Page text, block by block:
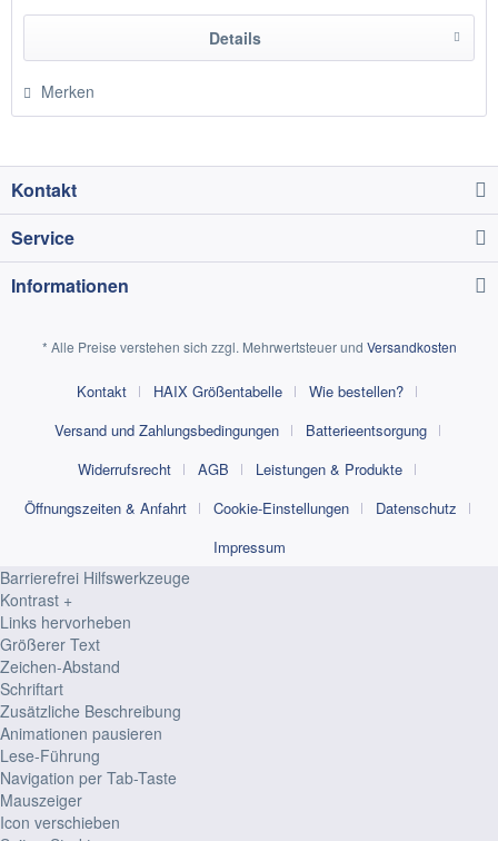
Details
Merken
Kontakt
Service
Informationen
* Alle Preise verstehen sich zzgl. Mehrwertsteuer und Versandkosten
Kontakt HAIX Größentabelle
Wie bestellen?
Versand und Zahlungsbedingungen
Batterieentsorgung
Widerrufsrecht
AGB
Leistungen & Produkte
Öffnungszeiten & Anfahrt
Cookie-Einstellungen
Datenschutz
Impressum
Barrierefrei Hilfswerkzeuge
Kontrast +
Links hervorheben
Größerer Text
Zeichen-Abstand
Schriftart
Zusätzliche Beschreibung
Animationen pausieren
Lese-Führung
Navigation per Tab-Taste
Mauszeiger
Icon verschieben